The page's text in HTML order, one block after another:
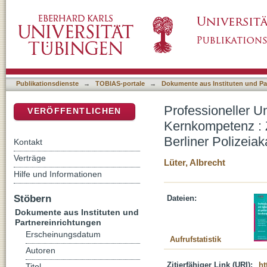
neuer Ausbildungsmodule an der Berliner
Publikationsdienste → TOBIAS-portale → Dokumente aus Instituten und
Professioneller
Kernkompetenz :
Berliner
Lüter, Albrecht
Dateien:
Aufrufstatistik
Zitierfähiger Link (URI):
VERÖFFENTLICHEN
Kontakt
Verträge
Hilfe und Informationen
Stöbern
Dokumente aus Instituten und
Partnereinrichtungen
Erscheinungsdatum
Autoren